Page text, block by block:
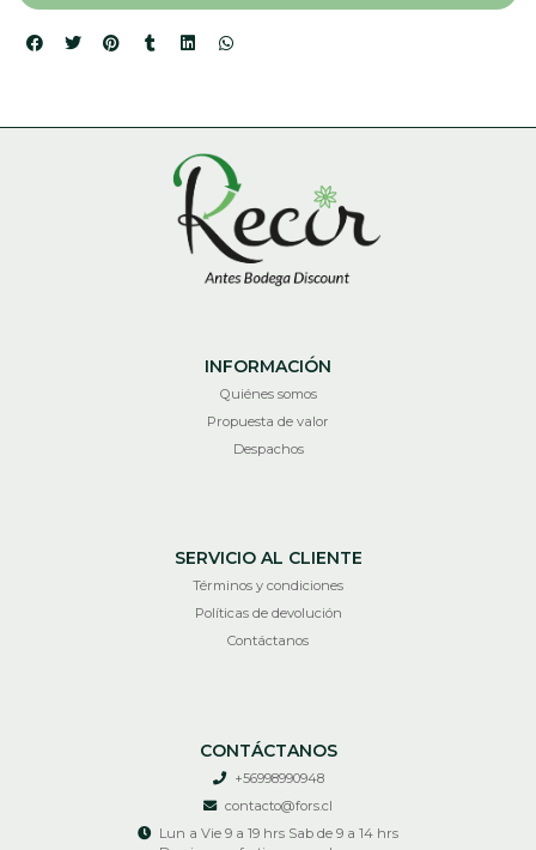
INFORMACIÓN
Quiénes somos
Propuesta de valor
Despachos
SERVICIO AL CLIENTE
Términos y condiciones
Políticas de devolución
Contáctanos
CONTÁCTANOS
+56998990948
contacto@fors.cl
Lun a Vie 9 a 19 hrs Sab de 9 a 14 hrs